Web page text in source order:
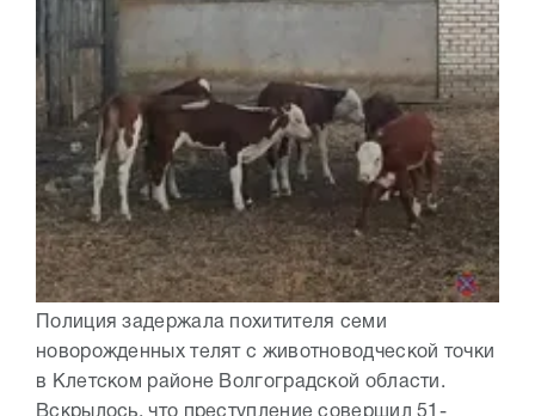
Полиция задержала похитителя семи
новорожденных телят с животноводческой точки
в Клетском районе Волгоградской области.
Вскрылось, что преступление совершил 51-